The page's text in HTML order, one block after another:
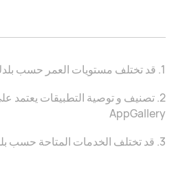
1. قد تختلف مستويات العمر حسب بلدك / منطقتك.
2. تصنيف و توصية التطبيقات يعتمد
AppGallery
3. قد تختلف الخدمات المتاحة حسب بلدك / منطقتك.